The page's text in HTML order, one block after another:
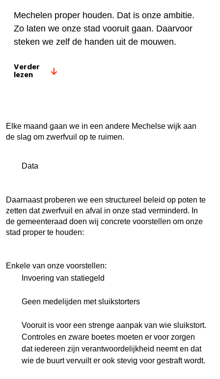
Mechelen proper houden. Dat is onze ambitie.
Zo laten we onze stad vooruit gaan. Daarvoor
steken we zelf de handen uit de mouwen.
Verder
lezen
Elke maand gaan we in een andere Mechelse wijk aan
de slag om zwerfvuil op te ruimen.
Data
Daarnaast proberen we een structureel beleid op poten te
zetten dat zwerfvuil en afval in onze stad verminderd. In
de gemeenteraad doen wij concrete voorstellen om onze
stad proper te houden:
Enkele van onze voorstellen:
Invoering van statiegeld
Geen medelijden met sluikstorters
Vooruit is voor een strenge aanpak van wie sluikstort.
Controles en zware boetes moeten er voor zorgen
dat iedereen zijn verantwoordelijkheid neemt en dat
wie de buurt vervuilt er ook stevig voor gestraft wordt.